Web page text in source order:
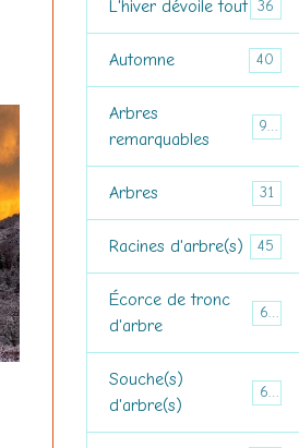
L'hiver dévoile tout 36
Automne 40
Arbres
remarquables
97
Arbres 31
Racines d'arbre(s) 45
Écorce de tronc
d'arbre
60
Souche(s)
d'arbre(s)
61